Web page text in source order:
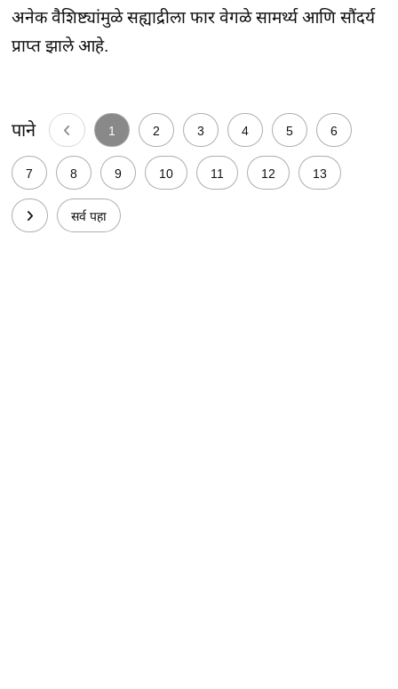
अनेक वैशिष्ट्यांमुळे सह्याद्रीला फार वेगळे सामर्थ्य आणि सौंदर्य
प्राप्त झाले आहे.
पाने 1 2 3 4 5 6
7 8 9 10 11 12 13
सर्व पहा